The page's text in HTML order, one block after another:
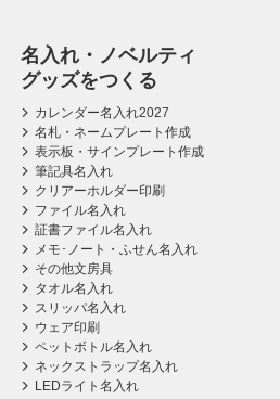
名入れ・ノベルティ
グッズをつくる
カレンダー名入れ2027
名札・ネームプレート作成
表示板・サインプレート作成
筆記具名入れ
クリアーホルダー印刷
ファイル名入れ
証書ファイル名入れ
メモ･ノート・ふせん名入れ
その他文房具
タオル名入れ
スリッパ名入れ
ウェア印刷
ペットボトル名入れ
ネックストラップ名入れ
LEDライト名入れ